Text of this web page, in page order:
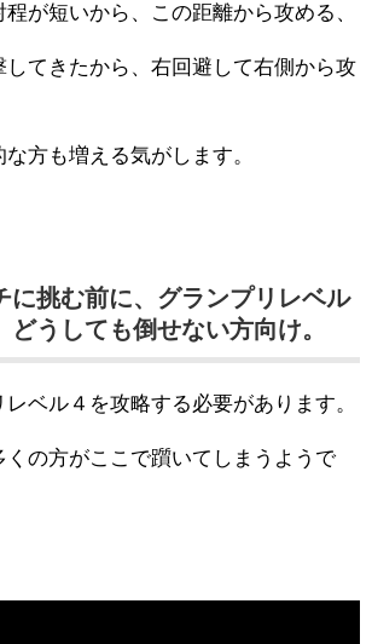
が短いから、この距離から攻める、
てきたから、右回避して右側から攻
方も増える気がします。
に挑む前に、グランプリレベル
どうしても倒せない方向け。
ベル４を攻略する必要があります。
の方がここで躓いてしまうようで